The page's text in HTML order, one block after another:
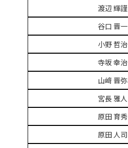
渡辺 輝謹
谷口 晋一
小野 哲治
寺坂 幸治
山﨑 晋弥
宮長 雅人
原田 育秀
原田 人司